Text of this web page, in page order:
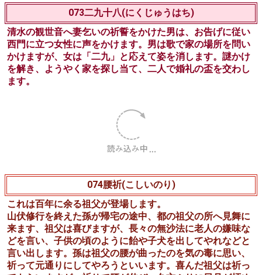
興に乗って、太郎冠者は我慢できずに躍り出て居留守の嘘
がばれてしまう。
072大黒連歌(だいこくれんが)
仲の良い二人の男が誘い合わせて、例年、比叡山の大黒天
に年籠りの参詣をする。神前で毎年恒例の連歌を詠む二
今年の連歌を奉納すると、そこへ大黒天が来臨し、大黒天
は自らの由来を語り、詠んだ連歌の面白さを褒め、宝を入
れた袋や打出の小槌を参詣人に与えます。
073二九十八(にくじゅうはち)
清水の観世音へ妻乞いの祈誓をかけた男は、お告げに従い
西門に立つ女性に声をかけます。男は歌で家の場所を問い
かけますが、女は「二九」と応えて姿を消します。謎かけ
を解き、ようやく家を探し当て、二人で婚礼の盃を交わし
ます。